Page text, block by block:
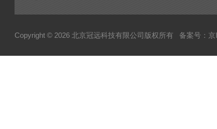
Copyright © 2026 北京冠远科技有限公司版权所有 备案号：